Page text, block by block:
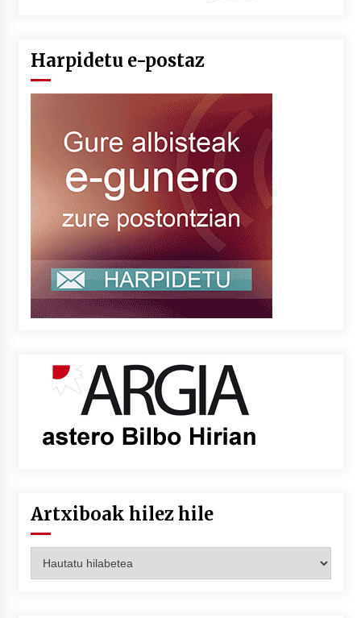
Harpidetu e-postaz
Artxiboak hilez hile
hilez